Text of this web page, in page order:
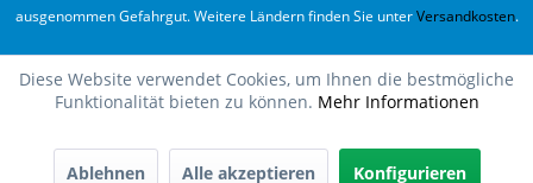
ausgenommen Gefahrgut. Weitere Ländern finden Sie unterVersandkosten.
Diese Website verwendet Cookies, um Ihnen die bestmögliche
Funktionalität bieten zu können. Mehr Informationen
Ablehnen Alle akzeptieren Konfigurieren